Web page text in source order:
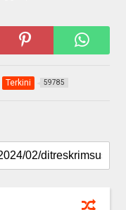
Terkini 59785